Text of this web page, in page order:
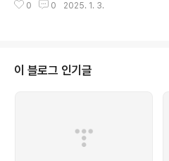
블로그나 카페를 돌아다니지 마세요. 신탑전기 쿠폰 어플이 모든 것을 대신해드
0 0 2025. 1. 3.
이 블로그 인기글